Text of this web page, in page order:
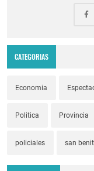
CATEGORIAS
Economia
Politica Provincia
policiales san